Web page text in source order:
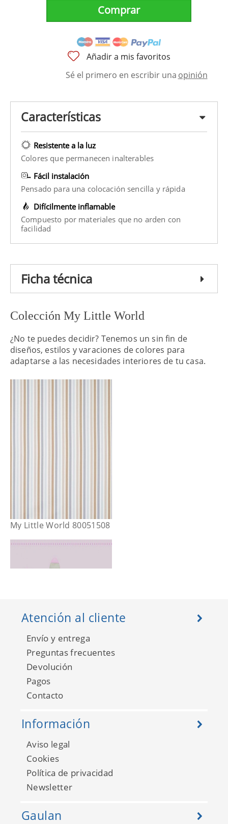
Comprar
Añadir a mis favoritos
Sé el primero en escribir una opinión
Características
Resistente a la luz
Colores que permanecen inalterables
Fácil instalación
Pensado para una colocación sencilla y rápida
Difícilmente inflamable
Compuesto por materiales que no arden con
facilidad
Ficha técnica
Colección My Little World
¿No te puedes decidir? Tenemos un sin fin de
diseños, estilos y varaciones de colores para
adaptarse a las necesidades interiores de tu casa.
My Little World 80051508
My Little World 29784325
Atención al cliente
Envío y entrega
Preguntas frecuentes
Devolución
Pagos
Contacto
Información
Aviso legal
Cookies
Política de privacidad
Newsletter
Gaulan